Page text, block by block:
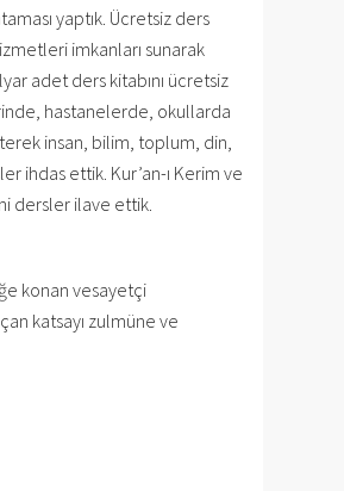
yaptık. Ücretsiz ders
imkanları sunarak
adet ders kitabını ücretsiz
hastanelerde, okullarda
insan, bilim, toplum, din,
ihdas ettik. Kur’an-ı Kerim ve
dersler ilave ettik.
konan vesayetçi
katsayı zulmüne ve